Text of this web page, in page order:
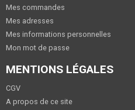
Mes commandes
Mes adresses
Mes informations personnelles
Mon mot de passe
MENTIONS LÉGALES
CGV
A propos de ce site